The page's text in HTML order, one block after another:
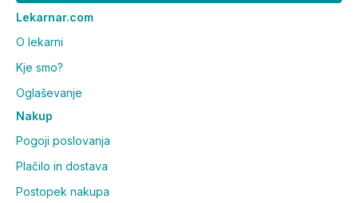
Lekarnar.com
O lekarni
Kje smo?
Oglaševanje
Nakup
Pogoji poslovanja
Plačilo in dostava
Postopek nakupa